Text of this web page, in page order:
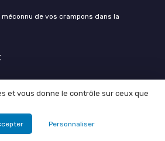
de vos crampons dans la
Politique de confidentialité
de foot 2026
et vous donne le contrôle sur ceux que
Personnaliser